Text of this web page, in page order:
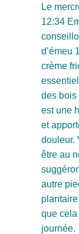
Le
12:34
d’émeu
crème
des bois
est une
et
douleur.
être au
autre
que cela
journée.